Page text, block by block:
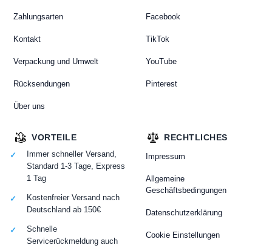
Zahlungsarten
Kontakt
Verpackung und Umwelt
Rücksendungen
Über uns
Facebook
TikTok
YouTube
Pinterest
RECHTLICHES
Impressum
Allgemeine
Geschäftsbedingungen
Datenschutzerklärung
Cookie Einstellungen
VORTEILE
Immer schneller Versand,
Standard 1-3 Tage, Express
1 Tag
Kostenfreier Versand nach
Deutschland ab 150€
Schnelle
Servicerückmeldung auch